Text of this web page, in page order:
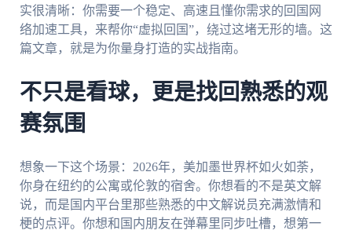
实很清晰：你需要一个稳定、高速且懂你需求的回国网
络加速工具，来帮你“虚拟回国”，绕过这堵无形的墙。这
篇文章，就是为你量身打造的实战指南。
不只是看球，更是找回熟悉的观
赛氛围
想象一下这个场景：2026年，美加墨世界杯如火如荼，
你身在纽约的公寓或伦敦的宿舍。你想看的不是英文解
说，而是国内平台里那些熟悉的中文解说员充满激情和
梗的点评。你想和国内朋友在弹幕里同步吐槽，想第一